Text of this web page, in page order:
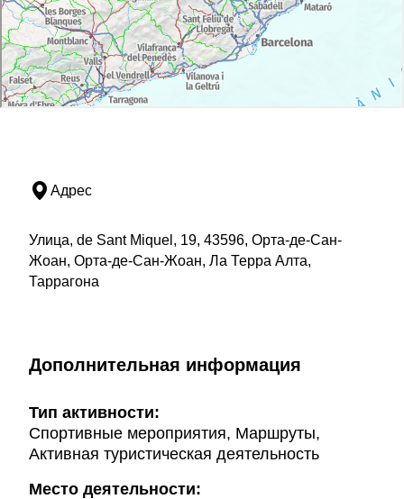
Адрес
Улица, de Sant Miquel, 19, 43596, Орта-де-Сан-
Жоан, Орта-де-Сан-Жоан, Ла Терра Алта,
Таррагона
Дополнительная информация
Тип активности:
Спортивные мероприятия, Маршруты,
Активная туристическая деятельность
Mесто деятельности: